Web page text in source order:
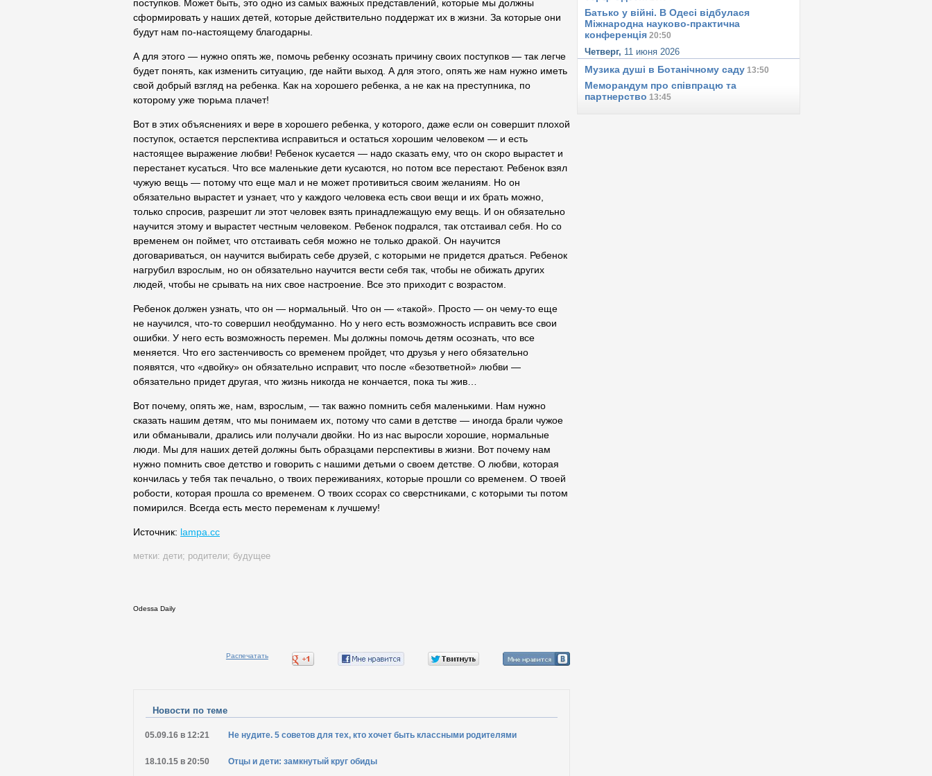
поступков. Может быть, это одно из самых важных представлений, которые мы должны
сформировать у наших детей, которые действительно поддержат их в жизни. За которые они
будут нам по-настоящему благодарны.
А для этого — нужно опять же, помочь ребенку осознать причину своих поступков — так легче
будет понять, как изменить ситуацию, где найти выход. А для этого, опять же нам нужно иметь
свой добрый взгляд на ребенка. Как на хорошего ребенка, а не как на преступника, по
которому уже тюрьма плачет!
Вот в этих объяснениях и вере в хорошего ребенка, у которого, даже если он совершит плохой
поступок, остается перспектива исправиться и остаться хорошим человеком — и есть
настоящее выражение любви! Ребенок кусается — надо сказать ему, что он скоро вырастет и
перестанет кусаться. Что все маленькие дети кусаются, но потом все перестают. Ребенок взял
чужую вещь — потому что еще мал и не может противиться своим желаниям. Но он
обязательно вырастет и узнает, что у каждого человека есть свои вещи и их брать можно,
только спросив, разрешит ли этот человек взять принадлежащую ему вещь. И он обязательно
научится этому и вырастет честным человеком. Ребенок подрался, так отстаивал себя. Но со
временем он поймет, что отстаивать себя можно не только дракой. Он научится
договариваться, он научится выбирать себе друзей, с которыми не придется драться. Ребенок
нагрубил взрослым, но он обязательно научится вести себя так, чтобы не обижать других
людей, чтобы не срывать на них свое настроение. Все это приходит с возрастом.
Ребенок должен узнать, что он — нормальный. Что он — «такой». Просто — он чему-то еще
не научился, что-то совершил необдуманно. Но у него есть возможность исправить все свои
ошибки. У него есть возможность перемен. Мы должны помочь детям осознать, что все
меняется. Что его застенчивость со временем пройдет, что друзья у него обязательно
появятся, что «двойку» он обязательно исправит, что после «безответной» любви —
обязательно придет другая, что жизнь никогда не кончается, пока ты жив…
Вот почему, опять же, нам, взрослым, — так важно помнить себя маленькими. Нам нужно
сказать нашим детям, что мы понимаем их, потому что сами в детстве — иногда брали чужое
или обманывали, дрались или получали двойки. Но из нас выросли хорошие, нормальные
люди. Мы для наших детей должны быть образцами перспективы в жизни. Вот почему нам
нужно помнить свое детство и говорить с нашими детьми о своем детстве. О любви, которая
кончилась у тебя так печально, о твоих переживаниях, которые прошли со временем. О твоей
робости, которая прошла со временем. О твоих ссорах со сверстниками, с которыми ты потом
помирился. Всегда есть место переменам к лучшему!
Источник: lampa.cc
метки: дети; родители; будущее
Odessa Daily
Распечатать
Новости по теме
05.09.16 в 12:21 Не нудите. 5 советов для тех, кто хочет быть классными родителями
18.10.15 в 20:50 Отцы и дети: замкнутый круг обиды
Батько у вiйнi. В Одесi вiдбулася
Міжнародна науково-практична
конференція 20:50
Четверг, 11 июня 2026
Музика душi в Ботанiчному саду 13:50
Меморандум про співпрацю та
партнерство 13:45